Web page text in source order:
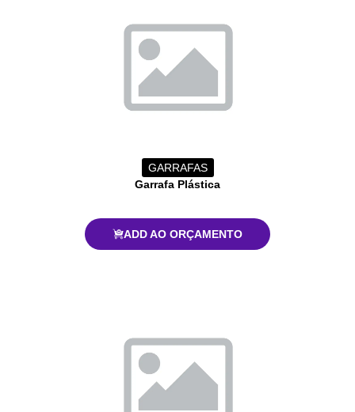
GARRAFAS
Garrafa Plástica
ADD AO ORÇAMENTO